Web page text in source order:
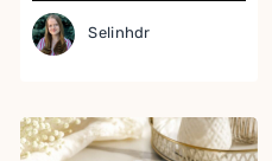
Selinhdr